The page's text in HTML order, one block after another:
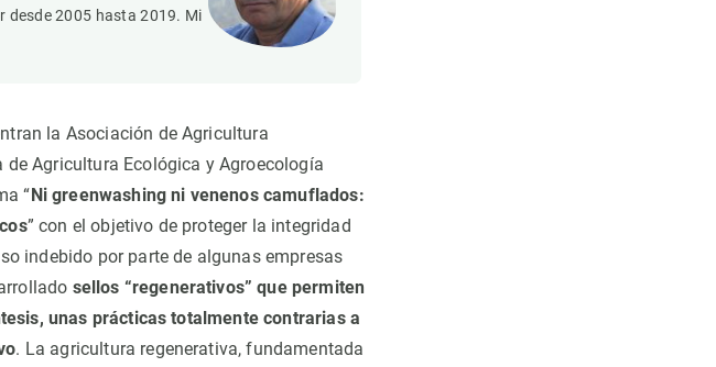
desde 2005 hasta 2019. Mi
la Asociación de Agricultura
de Agricultura Ecológica y Agroecología
“Ni greenwashing ni venenos camuflados:
” con el objetivo de proteger la integridad
indebido por parte de algunas empresas
sellos “regenerativos” que permiten
unas prácticas totalmente contrarias a
. La agricultura regenerativa, fundamentada